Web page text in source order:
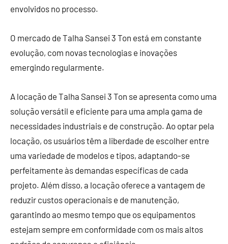
envolvidos no processo.
O mercado de Talha Sansei 3 Ton está em constante
evolução, com novas tecnologias e inovações
emergindo regularmente.
A locação de Talha Sansei 3 Ton se apresenta como uma
solução versátil e eficiente para uma ampla gama de
necessidades industriais e de construção. Ao optar pela
locação, os usuários têm a liberdade de escolher entre
uma variedade de modelos e tipos, adaptando-se
perfeitamente às demandas específicas de cada
projeto. Além disso, a locação oferece a vantagem de
reduzir custos operacionais e de manutenção,
garantindo ao mesmo tempo que os equipamentos
estejam sempre em conformidade com os mais altos